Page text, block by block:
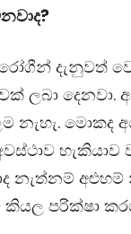
?
දැනුවත්
ලබා දෙනවා.
නැහැ. මොකද
නැත්නම්
පරික්ෂා